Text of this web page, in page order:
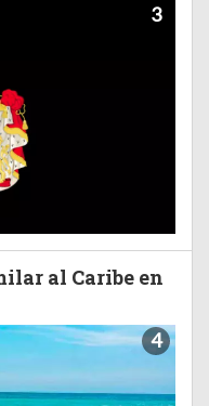
3
al Caribe en
4